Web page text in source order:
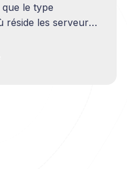
le type
réside les serveurs,
qui sont les plus